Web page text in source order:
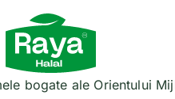
bogate ale Orientului